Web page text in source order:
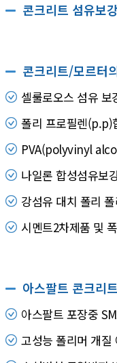
콘크리트 섬유보
콘크리트/모르터
셀룰로오스 섬유
폴리 프로필렌
PVA(polyvinyl
나일론 합성섬유
강섬유 대치 폴리
시멘트2차제품 및
아스팔트 콘크리
아스팔트 포장중
고성능 폴리머 개